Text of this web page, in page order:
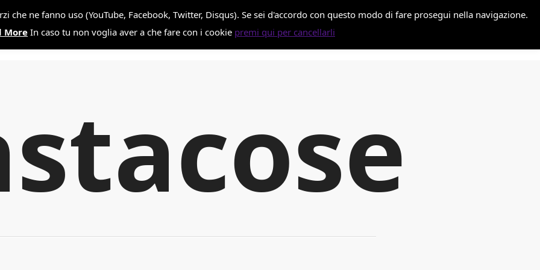
ne fanno uso (YouTube, Facebook, Twitter, Disqus). Se sei d'accordo con questo modo di fare prosegui nella navigazione.
MoreIn caso tu non voglia aver a che fare con i cookie premi qui per cancellarli